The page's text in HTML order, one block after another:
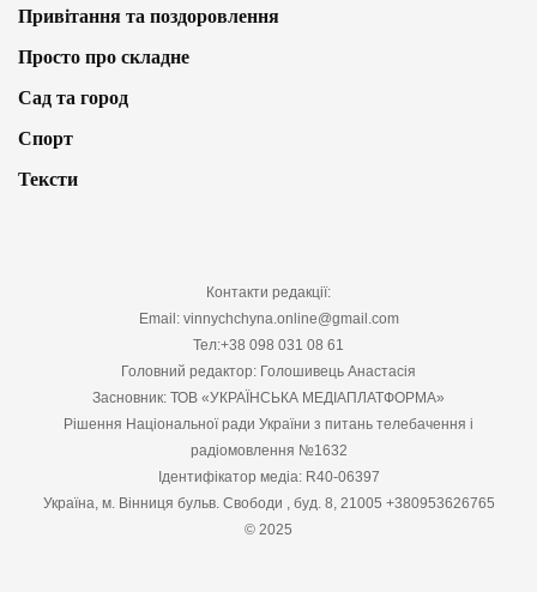
Привітання та поздоровлення
Просто про складне
Сад та город
Спорт
Тексти
Контакти редакції:
Email: vinnychchyna.online@gmail.com
Тел:+38 098 031 08 61
Головний редактор: Голошивець Анастасія
Засновник: ТОВ «УКРАЇНСЬКА МЕДІАПЛАТФОРМА»
Рішення Національної ради України з питань телебачення і
радіомовлення №1632
Ідентифікатор медіа: R40-06397
Україна, м. Вінниця бульв. Свободи , буд. 8, 21005 +380953626765
© 2025